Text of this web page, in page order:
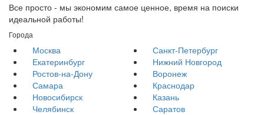
Все просто - мы экономим самое ценное, время на поиски
идеальной работы!
Города
Москва
Санкт-Петербург
Екатеринбург
Нижний Новгород
Ростов-на-Дону
Воронеж
Самара
Краснодар
Новосибирск
Казань
Челябинск
Саратов